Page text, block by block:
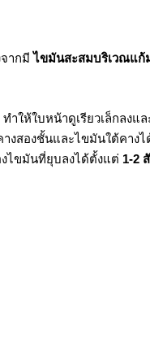
จากมีไขมันสะสมบริเวณแก้
ำให้ใบหน้าดูเรียวเล็กลงแ
างสองชั้นและไขมันใต้คา
ไขมันที่ยุบลงได้ตั้งแต่ 1-2